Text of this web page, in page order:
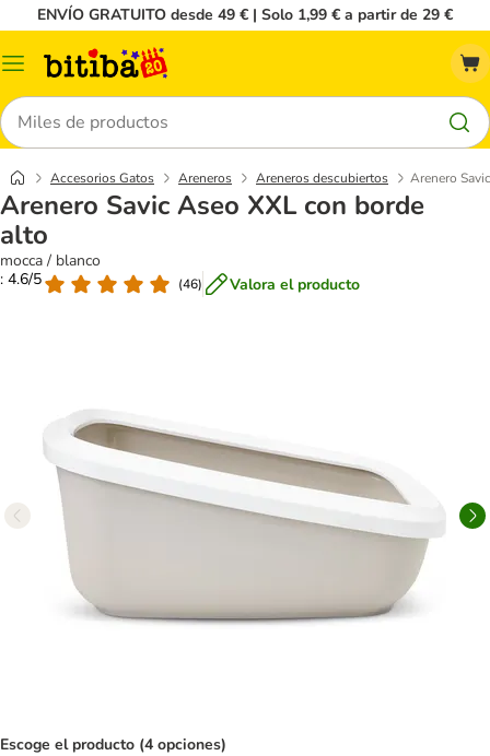
ENVÍO GRATUITO desde 49 € | Solo 1,99 € a partir de 29 €
Menú
Buscar
Accesorios Gatos Areneros Areneros descubiertos Arenero
Arenero Savic Aseo XXL con borde
alto
mocca / blanco
: 4.6/5
(46) Valora el producto
Escoge el producto (4 opciones)